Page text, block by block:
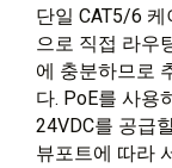
단일 CAT5/6
으로 직접 라우
에 충분하므로
다. PoE를 사용
24VDC를 공급
뷰포트에 따라